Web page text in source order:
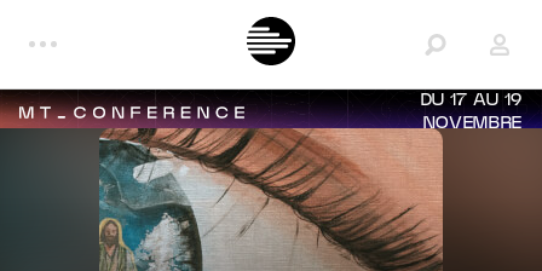
DU 17 AU 19
NOVEMBRE